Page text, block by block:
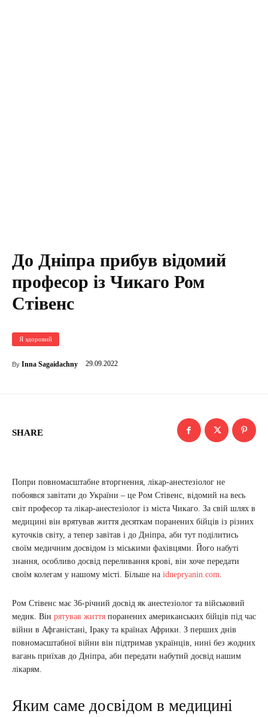
До Дніпра прибув відомий
професор із Чикаго Ром
Стівенс
Я здоровий
By Inna Sagaidachny 29.09.2022
SHARE
Попри повномасштабне вторгнення, лікар-анестезіолог не
побоявся завітати до України – це Ром Стівенс, відомий на весь
світ професор та лікар-анестезіолог із міста Чикаго. За свій шлях в
медицині він врятував життя десяткам поранених бійців із різних
куточків світу, а тепер завітав і до Дніпра, аби тут поділитись
своїм медичним досвідом із міськими фахівцями. Його набуті
знання, особливо досвід переливання крові, він хоче передати
своїм колегам у нашому місті. Більше на idnepryanin.com
Ром Стівенс має 36-річний досвід як анестезіолог та військовий
медик. Він рятував життя поранених американських бійців під час
війни в Афганістані, Іраку та країнах Африки. З перших днів
повномасштабної війни він підтримав українців, нині без жодних
вагань приїхав до Дніпра, аби передати набутий досвід нашим
лікарям.
Яким саме досвідом в медицині